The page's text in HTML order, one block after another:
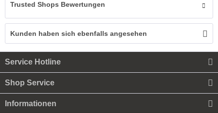
Trusted Shops Bewertungen
Kunden haben sich ebenfalls angesehen
Service Hotline
Shop Service
Informationen